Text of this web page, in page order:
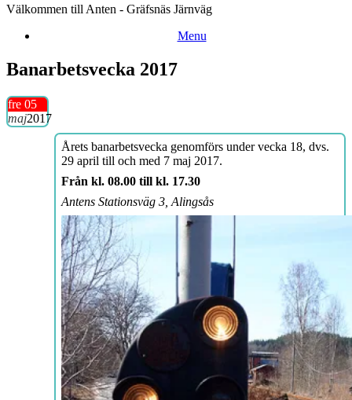
Välkommen till Anten - Gräfsnäs Järnväg
Menu
Banarbetsvecka 2017
fre 05
maj2017
Årets banarbetsvecka genomförs under vecka 18, dvs.
29 april till och med 7 maj 2017.
Från kl. 08.00 till kl. 17.30
Antens Stationsväg 3, Alingsås